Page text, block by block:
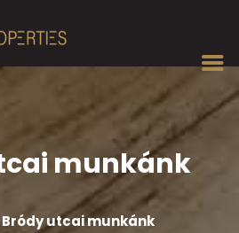
munkánk
Bródy utcai munkánk